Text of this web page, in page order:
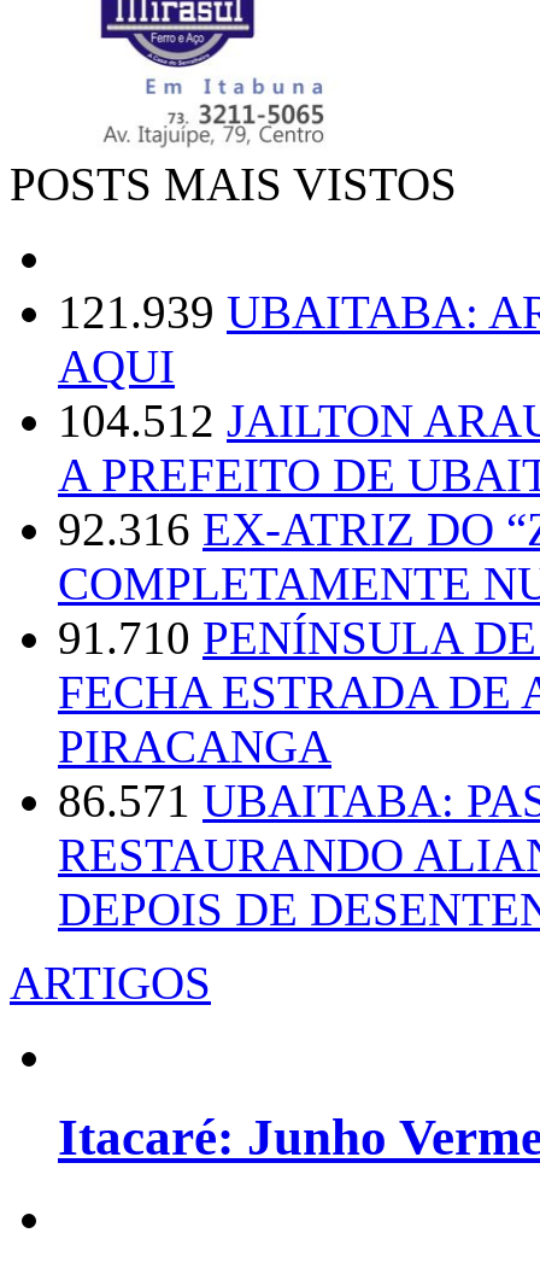
POSTS MAIS VISTOS
121.939 UBAITABA:
AQUI
104.512 JAILTON
A PREFEITO DE
92.316 EX-ATRIZ DO
COMPLETAMENTE
91.710 PENÍNSULA
FECHA ESTRADA DE
PIRACANGA
86.571 UBAITABA:
RESTAURANDO
DEPOIS DE
ARTIGOS
Itacaré: Junho